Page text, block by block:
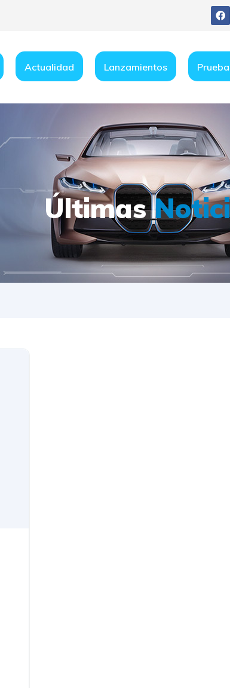
Actualidad Lanzamientos
Últimas